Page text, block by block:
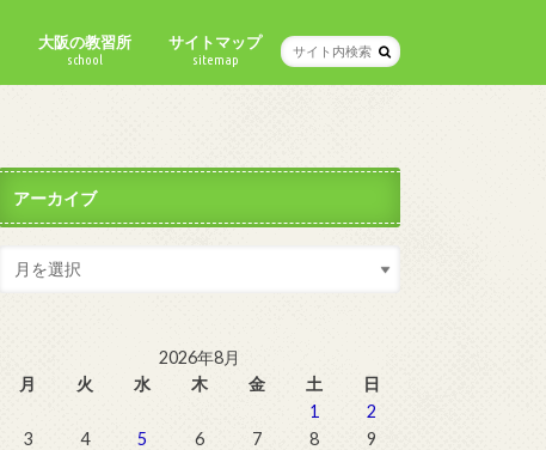
大阪の教習所
school
サイトマップ
sitemap
アーカイブ
2026年8月
月
火 水 木 金 土
日
1
2
3
4 5 6 7 8
9